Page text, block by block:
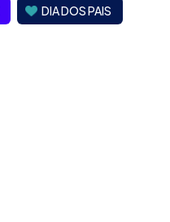
DIA DOS PAIS